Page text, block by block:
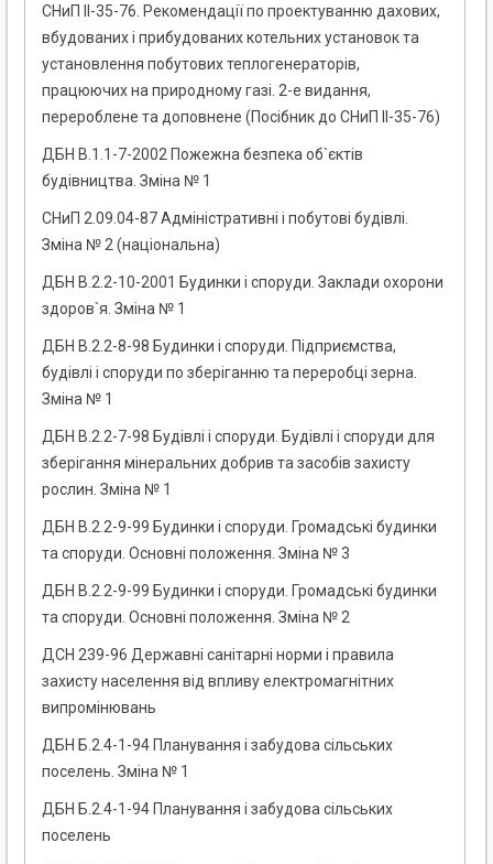
СНиП ІІ-35-76. Рекомендації по проектуванню дахових,
вбудованих і прибудованих котельних установок та
установлення побутових теплогенераторів,
працюючих на природному газі. 2-е видання,
перероблене та доповнене (Посібник до СНиП ІІ-35-76)
ДБН В.1.1-7-2002 Пожежна безпека об`єктів
будівництва. Зміна № 1
СНиП 2.09.04-87 Адміністративні і побутові будівлі.
Зміна № 2 (національна)
ДБН В.2.2-10-2001 Будинки і споруди. Заклади охорони
здоров`я. Зміна № 1
ДБН В.2.2-8-98 Будинки і споруди. Підприємства,
будівлі і споруди по зберіганню та переробці зерна.
Зміна № 1
ДБН В.2.2-7-98 Будівлі і споруди. Будівлі і споруди для
зберігання мінеральних добрив та засобів захисту
рослин. Зміна № 1
ДБН В.2.2-9-99 Будинки і споруди. Громадські будинки
та споруди. Основні положення. Зміна № 3
ДБН В.2.2-9-99 Будинки і споруди. Громадські будинки
та споруди. Основні положення. Зміна № 2
ДСН 239-96 Державні санітарні норми і правила
захисту населення від впливу електромагнітних
випромінювань
ДБН Б.2.4-1-94 Планування і забудова сільських
поселень. Зміна № 1
ДБН Б.2.4-1-94 Планування і забудова сільських
поселень